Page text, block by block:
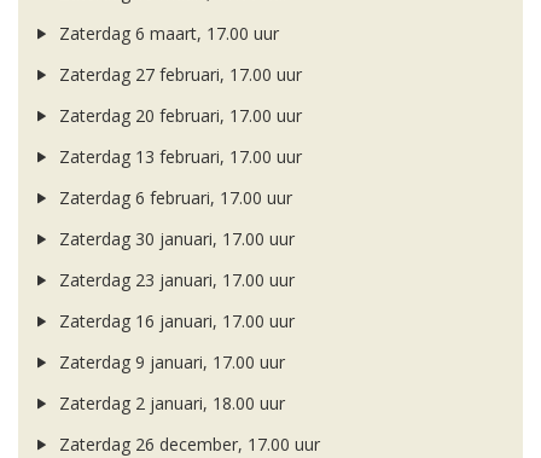
Zaterdag 6 maart, 17.00 uur
Zaterdag 27 februari, 17.00 uur
Zaterdag 20 februari, 17.00 uur
Zaterdag 13 februari, 17.00 uur
Zaterdag 6 februari, 17.00 uur
Zaterdag 30 januari, 17.00 uur
Zaterdag 23 januari, 17.00 uur
Zaterdag 16 januari, 17.00 uur
Zaterdag 9 januari, 17.00 uur
Zaterdag 2 januari, 18.00 uur
Zaterdag 26 december, 17.00 uur